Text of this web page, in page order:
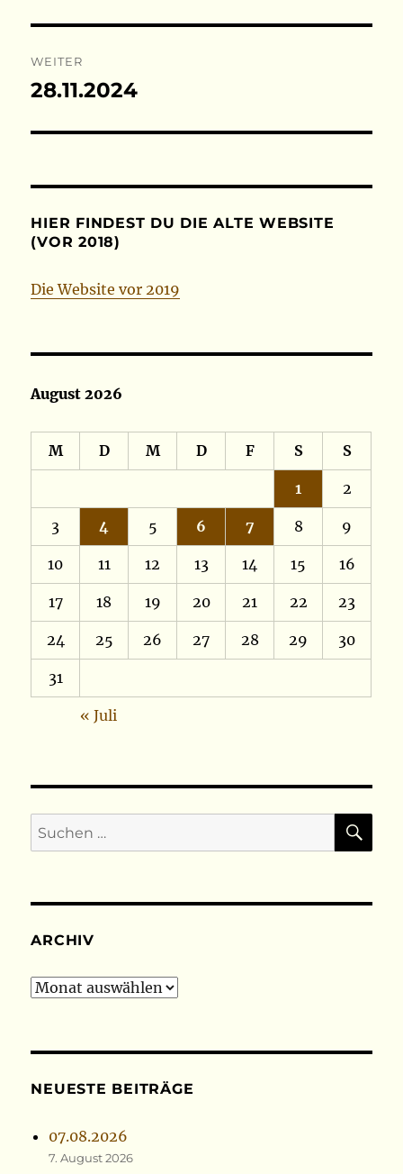
WEITER
Nächster
28.11.2024
HIER FINDEST DU DIE ALTE WEBSITE
(VOR 2018)
Die Website vor 2019
August 2026
M D M D F S S
1 2
3 4 5 6 7 8 9
10 11 12 13 14 15 16
17 18 19 20 21 22 23
24 25 26 27 28 29 30
31
« Juli
Suchen
nach:
ARCHIV
Archiv
NEUESTE BEITRÄGE
07.08.2026
7. August 2026